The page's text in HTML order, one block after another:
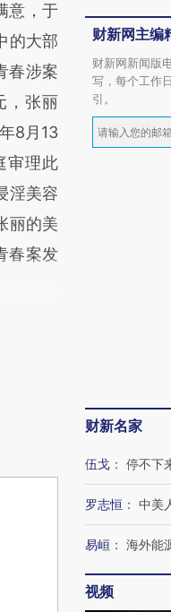
意，于
的大部
春涉案
，张丽
8月13
审理此
淫美容
丽的美
春案发
财新网主编
财新网新闻版
写，每个工作
引。
财新名家
伍戈 ： 停不下
罗志恒 ： 中美
易峘 ： 海外能
视频